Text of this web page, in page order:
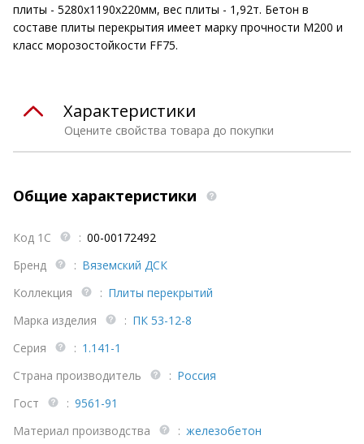
плиты - 5280х1190х220мм, вес плиты - 1,92т. Бетон в
составе плиты перекрытия имеет марку прочности М200 и
класс морозостойкости FF75.
Оцените свойства товара до покупки
Характеристики
Общие характеристики
Код 1С : 00-00172492
Бренд
: Вяземский ДСК
Коллекция
: Плиты перекрытий
Марка изделия
: ПК 53-12-8
Серия
: 1.141-1
Страна производитель
: Россия
Гост
: 9561-91
Материал производства
: железобетон